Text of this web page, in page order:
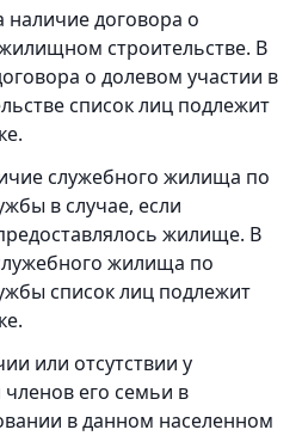
наличие договора о
строительстве. В
о долевом участии в
список лиц подлежит
служебного жилища по
в случае, если
жилище. В
жилища по
список лиц подлежит
или отсутствии у
членов его семьи в
в данном населенном